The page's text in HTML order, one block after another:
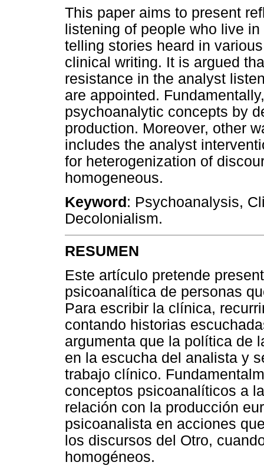
This paper aims to present
listening of people who live
telling stories heard in
clinical writing. It is argued
resistance in the analyst
are appointed.
psychoanalytic concepts by
production. Moreover, other
includes the analyst
for heterogenization of
homogeneous.
Keyword: Psychoanalysis,
Decolonialism.
RESUMEN
Este artículo pretende
psicoanalítica de personas
Para escribir la clínica,
contando historias
argumenta que la política de
en la escucha del analista y
trabajo clínico.
conceptos psicoanalíticos a
relación con la producción
psicoanalista en acciones
los discursos del Otro,
homogéneos.